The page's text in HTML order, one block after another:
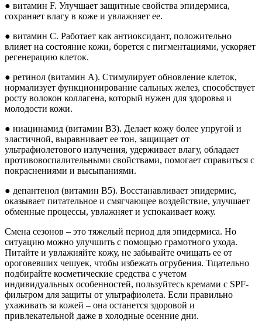
● витамин F. Улучшает защитные свойства эпидермиса,
сохраняет влагу в коже и увлажняет ее.
● витамин C. Работает как антиоксидант, положительно
влияет на состояние кожи, борется с пигментациями, ускоряет
регенерацию клеток.
● ретинол (витамин A). Стимулирует обновление клеток,
нормализует функционирование сальных желез, способствует
росту волокон коллагена, который нужен для здоровья и
молодости кожи.
● ниацинамид (витамин B3). Делает кожу более упругой и
эластичной, выравнивает ее тон, защищает от
ультрафиолетового излучения, удерживает влагу, обладает
противовоспалительными свойствами, помогает справиться с
покраснениями и высыпаниями.
● депантенол (витамин B5). Восстанавливает эпидермис,
оказывает питательное и смягчающее воздействие, улучшает
обменные процессы, увлажняет и успокаивает кожу.
Смена сезонов – это тяжелый период для эпидермиса. Но
ситуацию можно улучшить с помощью грамотного ухода.
Питайте и увлажняйте кожу, не забывайте очищать ее от
ороговевших чешуек, чтобы избежать огрубения. Тщательно
подбирайте косметические средства с учетом
индивидуальных особенностей, пользуйтесь кремами с SPF-
фильтром для защиты от ультрафиолета. Если правильно
ухаживать за кожей – она останется здоровой и
привлекательной даже в холодные осенние дни.